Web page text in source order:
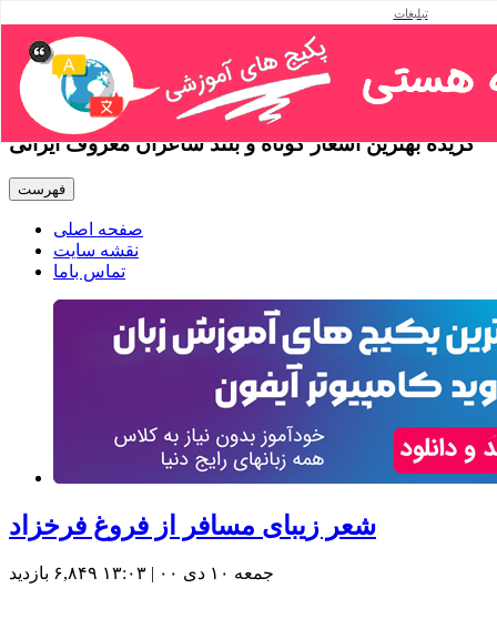
شعر زیبای مسافر از فروغ
فرخزاد
گزیده بهترین اشعار کوتاه و بلند شاعران معروف ایرانی
فهرست
صفحه اصلی
نقشه سایت
تماس باما
شعر زیبای مسافر از فروغ فرخزاد
جمعه ۱۰ دی ۰۰ | ۱۳:۰۳ ۶,۸۴۹ بازديد
تبلیغات